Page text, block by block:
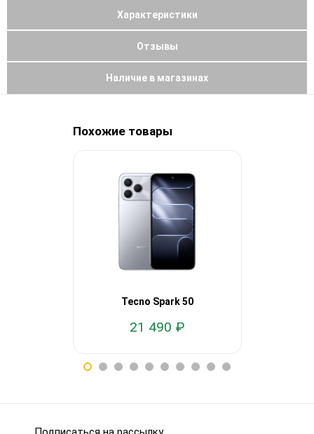
Характеристики
Отзывы
Наличие в магазинах
Похожие товары
Tecno Spark 50
21 490 ₽